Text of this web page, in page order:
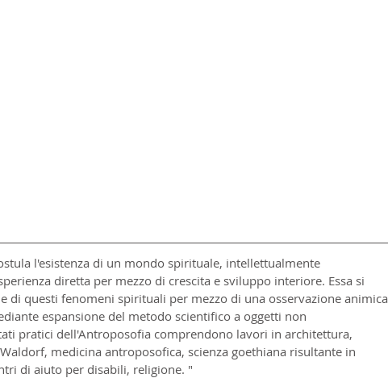
l'esistenza di un mondo spirituale, intellettualmente
diretta per mezzo di crescita e sviluppo interiore. Essa si
di questi fenomeni spirituali per mezzo di una osservazione animica
espansione del metodo scientifico a oggetti non
pratici dell'Antroposofia comprendono lavori in architettura,
medicina antroposofica, scienza goethiana risultante in
di aiuto per disabili, religione. "